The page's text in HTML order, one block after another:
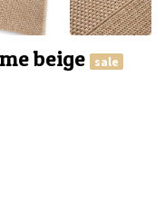
beige
sale